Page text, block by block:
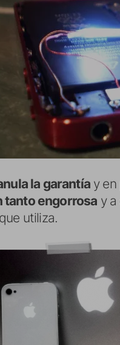
la garantíay en
tanto engorrosa y
utiliza.